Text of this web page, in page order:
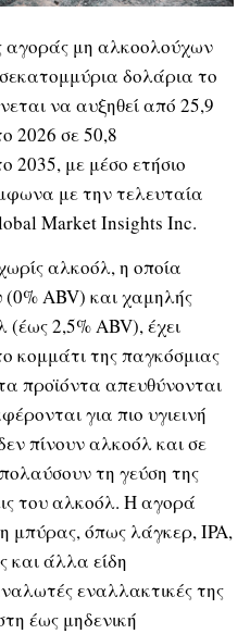
αγοράς μη αλκοολούχων
δολάρια το
να αυξηθεί από 25,9
2026 σε 50,8
2035, με μέσο ετήσιο
με την τελευταία
Market Insights Inc.
αλκοόλ, η οποία
ABV) και χαμηλής
(έως 2,5% ABV), έχει
κομμάτι της παγκόσμιας
προϊόντα απευθύνονται
για πιο υγιεινή
πίνουν αλκοόλ και σε
τη γεύση της
του αλκοόλ. Η αγορά
μπύρας, όπως λάγκερ, IPA,
και άλλα είδη
εναλλακτικές της
έως μηδενική